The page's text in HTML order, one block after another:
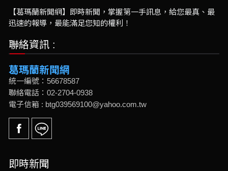
【葛瑪蘭新聞網】即時新聞，掌握第一手訊息，給您最真、最
迅速的報導，最能滿足您知的權利！
聯絡資訊 :
葛瑪蘭新聞網
統一編號：56678587
聯絡電話：02-2704-0938
電子信箱 : btg039569100@yahoo.com.tw
即時新聞